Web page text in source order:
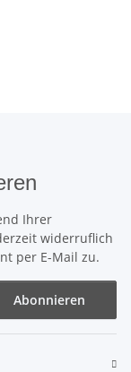
Ihrer
widerruflich
per E-Mail zu.
Abonnieren